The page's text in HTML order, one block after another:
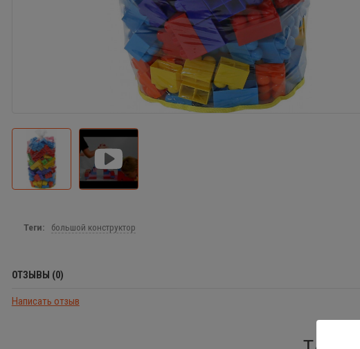
Теги: большой конструктор
ОТЗЫВЫ (0)
Написать отзыв